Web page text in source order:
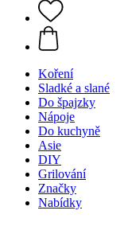
Koření
Sladké a slané
Do špajzky
Nápoje
Do kuchyně
Asie
DIY
Grilování
Značky
Nabídky